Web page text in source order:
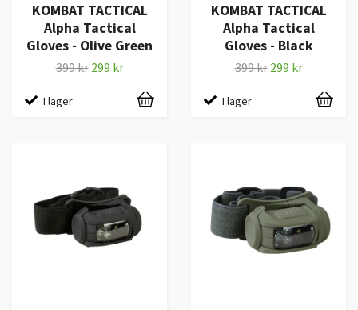
KOMBAT TACTICAL
Alpha Tactical
Gloves - Olive Green
399 kr 299 kr
I lager
KOMBAT TACTICAL
Alpha Tactical
Gloves - Black
399 kr 299 kr
I lager